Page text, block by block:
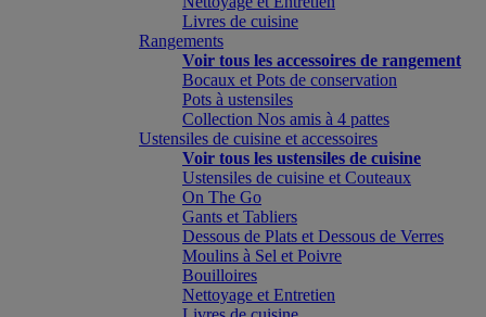
Livres de cuisine
Rangements
Voir tous les accessoires de rangement
Bocaux et Pots de conservation
Pots à ustensiles
Collection Nos amis à 4 pattes
Ustensiles de cuisine et accessoires
Voir tous les ustensiles de cuisine
Ustensiles de cuisine et Couteaux
On The Go
Gants et Tabliers
Dessous de Plats et Dessous de Verres
Moulins à Sel et Poivre
Bouilloires
Nettoyage et Entretien